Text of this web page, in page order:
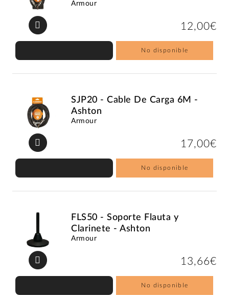
Armour
12,00€
No disponible
SJP20 - Cable De Carga 6M -
Ashton
Armour
17,00€
No disponible
FLS50 - Soporte Flauta y
Clarinete - Ashton
Armour
13,66€
No disponible